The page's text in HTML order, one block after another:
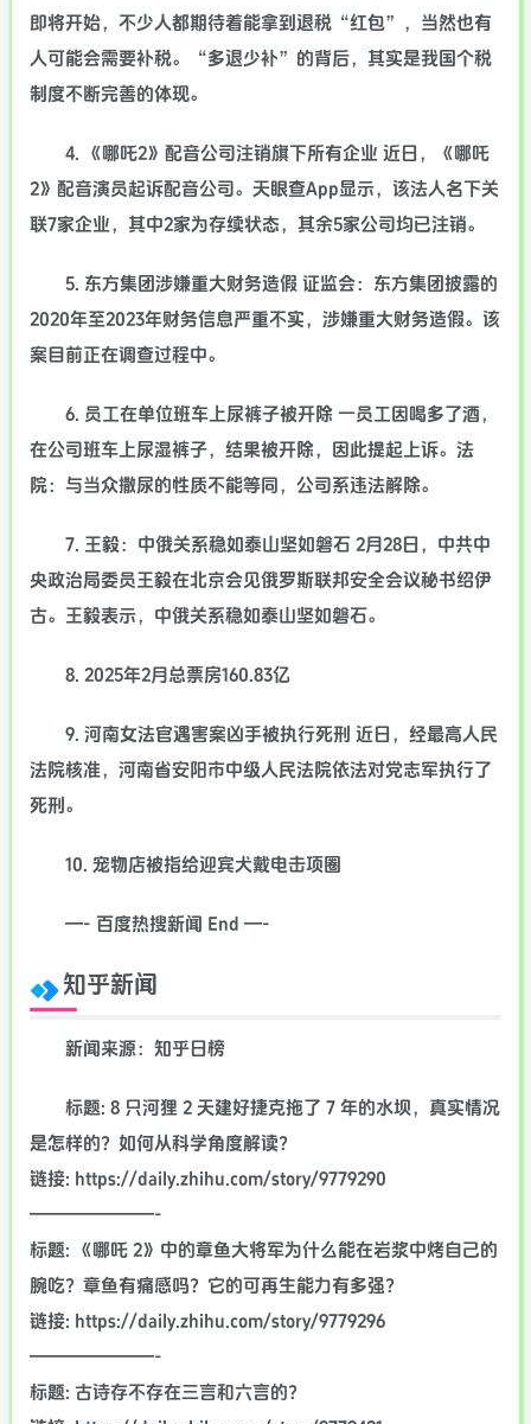
即将开始，不少人都期待着能拿到退税“红包”，当然也有
人可能会需要补税。“多退少补”的背后，其实是我国个税
制度不断完善的体现。
4. 《哪吒2》配音公司注销旗下所有企业 近日，《哪吒
2》配音演员起诉配音公司。天眼查App显示，该法人名下关
联7家企业，其中2家为存续状态，其余5家公司均已注销。
5. 东方集团涉嫌重大财务造假 证监会：东方集团披露的
2020年至2023年财务信息严重不实，涉嫌重大财务造假。该
案目前正在调查过程中。
6. 员工在单位班车上尿裤子被开除 一员工因喝多了酒，
在公司班车上尿湿裤子，结果被开除，因此提起上诉。法
院：与当众撒尿的性质不能等同，公司系违法解除。
7. 王毅：中俄关系稳如泰山坚如磐石 2月28日，中共中
央政治局委员王毅在北京会见俄罗斯联邦安全会议秘书绍伊
古。王毅表示，中俄关系稳如泰山坚如磐石。
8. 2025年2月总票房160.83亿
9. 河南女法官遇害案凶手被执行死刑 近日，经最高人民
法院核准，河南省安阳市中级人民法院依法对党志军执行了
死刑。
10. 宠物店被指给迎宾犬戴电击项圈
—- 百度热搜新闻 End —-
知乎新闻
新闻来源：知乎日榜
标题: 8 只河狸 2 天建好捷克拖了 7 年的水坝，真实情况
是怎样的？如何从科学角度解读？
链接: https://daily.zhihu.com/story/9779290
———————-
标题: 《哪吒 2》中的章鱼大将军为什么能在岩浆中烤自己的
腕吃？章鱼有痛感吗？它的可再生能力有多强？
链接: https://daily.zhihu.com/story/9779296
———————-
标题: 古诗存不存在三言和六言的？